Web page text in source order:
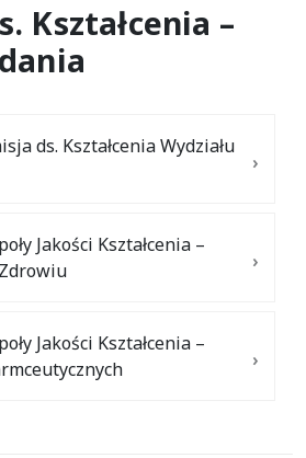
Kształcenia –
ds. Kształcenia Wydziału
Jakości Kształcenia –
Jakości Kształcenia –